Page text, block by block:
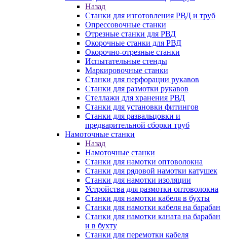
Назад
Станки для изготовления РВД и труб
Опрессовочные станки
Отрезные станки для РВД
Окорочные станки для РВД
Окорочно-отрезные станки
Испытательные стенды
Маркировочные станки
Станки для перфорации рукавов
Станки для размотки рукавов
Стеллажи для хранения РВД
Станки для установки фитингов
Станки для развальцовки и
предварительной сборки труб
Намоточные станки
Назад
Намоточные станки
Станки для намотки оптоволокна
Станки для рядовой намотки катушек
Станки для намотки изоляции
Устройства для размотки оптоволокна
Станки для намотки кабеля в бухты
Станки для намотки кабеля на барабан
Станки для намотки каната на барабан
и в бухту
Станки для перемотки кабеля